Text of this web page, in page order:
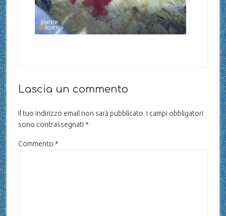
Lascia un commento
Il tuo indirizzo email non sarà pubblicato. I campi obbligatori
sono contrassegnati *
Commento *